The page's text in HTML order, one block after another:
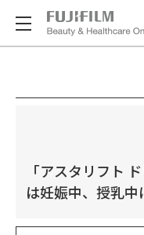
「アスタリフト
は妊娠中、授乳中